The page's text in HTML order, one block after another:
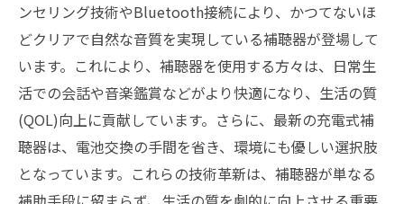
ンセリング技術やBluetooth接続により、かつてないほ
どクリアで自然な音質を実現している補聴器が登場して
います。これにより、補聴器を使用する方々は、日常生
活での会話や音楽鑑賞などがより快適になり、生活の質
(QOL)向上に貢献しています。さらに、最新の充電式補
聴器は、電池交換の手間を省き、環境にも優しい選択肢
となっています。これらの技術革新は、補聴器が単なる